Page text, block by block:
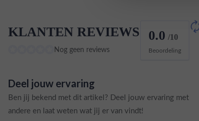
KLANTEN REVIEWS
Nog geen reviews
0.0 /10
Beoordeling
Deel jouw ervaring
Ben jij bekend met dit artikel? Deel jouw ervaring met
andere en laat weten wat jij er van vindt!